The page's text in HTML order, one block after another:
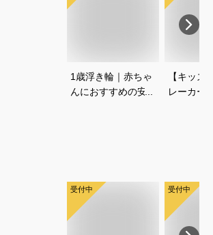
1歳浮き輪｜赤ちゃ
んにおすすめの安全
【キッズ
レーカー
受付中 受付中